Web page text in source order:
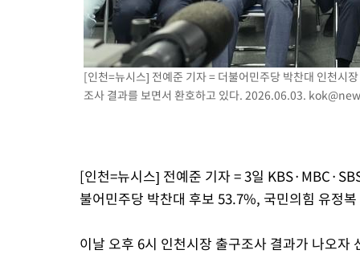
[인천=뉴시스] 전예준 기자 = 더불어민주당 박찬대 인천시
조사 결과를 보면서 환호하고 있다. 2026.06.03.
[인천=뉴시스] 전예준 기자 = 3일
불어민주당 박찬대 후보 53.7%, 국민의힘 유정
이날 오후 6시 인천시장 출구조사 결과가 나오